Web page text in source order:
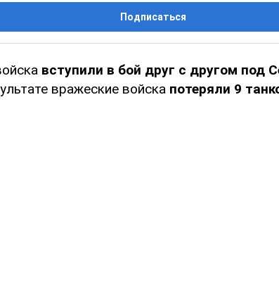
Подписаться
вступили в бой друг с другом под
вражеские войска потеряли 9